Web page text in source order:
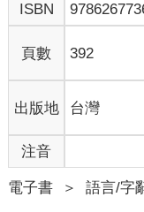
6. 若根據上述規則
1. 文句原創
《經濟學人》要讓讀
寫作品質不落人後。
思緒渙散。然而，我
ISBN
頁數 392
出版地 台灣
注音
電子書 ＞ 語言/字